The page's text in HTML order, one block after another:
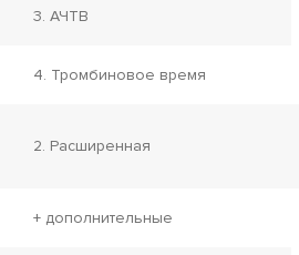
3. АЧТВ
4. Тромбиновое время
2. Расширенная
+ дополнительные